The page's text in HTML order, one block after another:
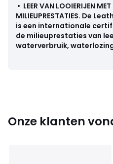
Kleuren Blauw/zwart
20, 21, 21 1/2, 22, 23 1/
• LEER VAN LOOIERIJEN
MILIEUPRESTATIES. De
is een internationale
de milieuprestaties van
waterverbruik,
Onze klanten